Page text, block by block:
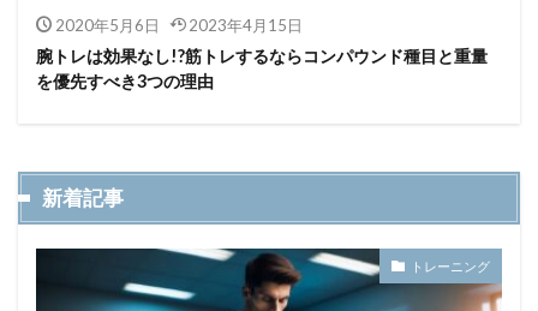
2020年5月6日 2023年4月15日
腕トレは効果なし!?筋トレするならコンパウンド種目と重量
を優先すべき3つの理由
新着記事
トレーニング